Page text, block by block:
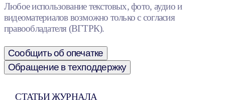
Любое использование текстовых, фото, аудио и
видеоматериалов возможно только с согласия
правообладателя (ВГТРК).
Сообщить об опечатке
Обращение в техподдержку
СТАТЬИ ЖУРНАЛА